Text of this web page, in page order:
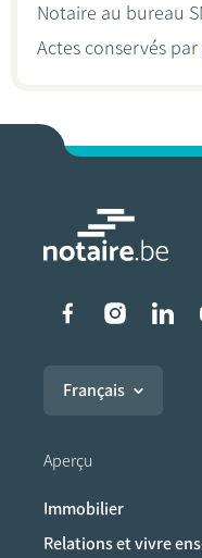
Notaire au bureau
Actes conservés par
Liens
Français
Aperçu
Immobilier
Relations et vivre